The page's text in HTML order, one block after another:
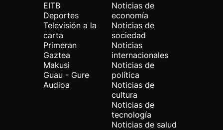
EITB
Deportes
Televisión a la
carta
Primeran
Gaztea
Makusi
Guau - Gure
Audioa
Noticias de
economía
Noticias de
sociedad
Noticias
internacionales
Noticias de
política
Noticias de
cultura
Noticias de
tecnología
Noticias de salud